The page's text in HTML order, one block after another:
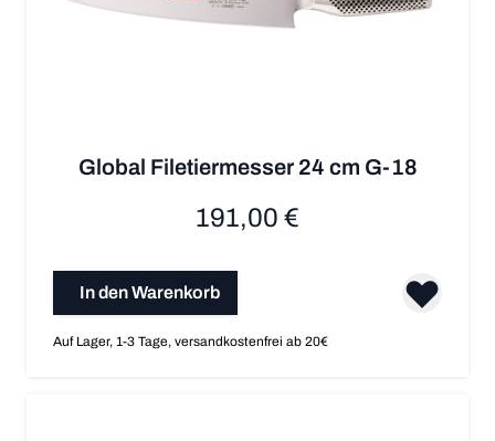
Global Filetiermesser 24 cm G-18
191,00 €
In den Warenkorb
Auf Lager, 1-3 Tage, versandkostenfrei ab 20€